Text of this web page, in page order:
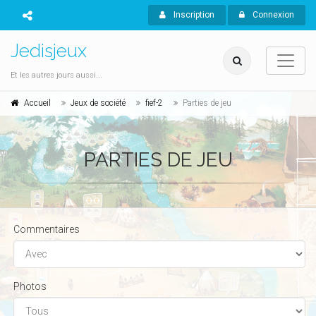
Inscription Connexion
Jedisjeux
Et les autres jours aussi...
Accueil Jeux de société fief-2 Parties de jeu
PARTIES DE JEU
Commentaires
Photos